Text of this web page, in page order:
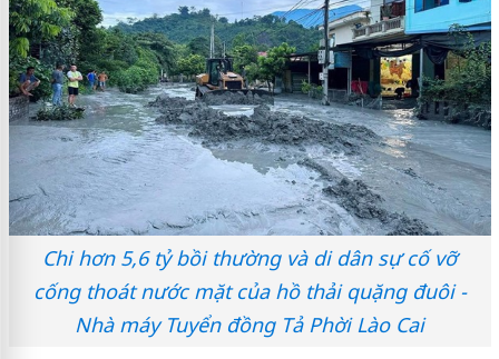
Chi hơn 5,6 tỷ bồi thường và di dân sự cố vỡ
cống thoát nước mặt của hồ thải quặng đuôi -
Nhà máy Tuyển đồng Tả Phời Lào Cai